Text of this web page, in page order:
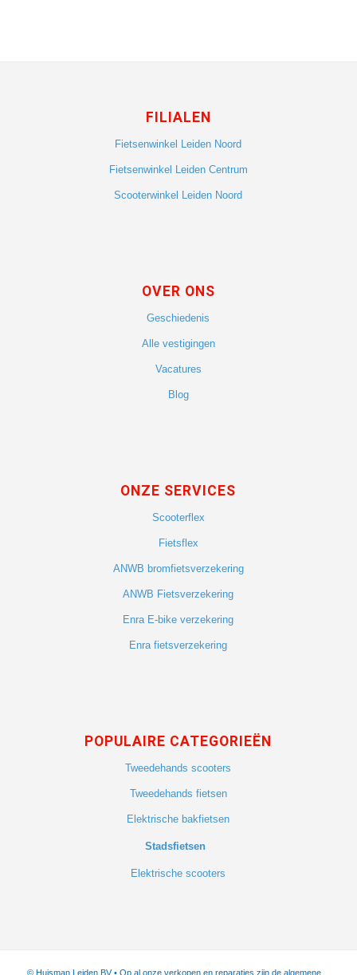
FILIALEN
Fietsenwinkel Leiden Noord
Fietsenwinkel Leiden Centrum
Scooterwinkel Leiden Noord
OVER ONS
Geschiedenis
Alle vestigingen
Vacatures
Blog
ONZE SERVICES
Scooterflex
Fietsflex
ANWB bromfietsverzekering
ANWB Fietsverzekering
Enra E-bike verzekering
Enra fietsverzekering
POPULAIRE CATEGORIEËN
Tweedehands scooters
Tweedehands fietsen
Elektrische bakfietsen
Stadsfietsen
Elektrische scooters
© Huisman Leiden BV • Op al onze verkopen en reparaties zijn de algemene